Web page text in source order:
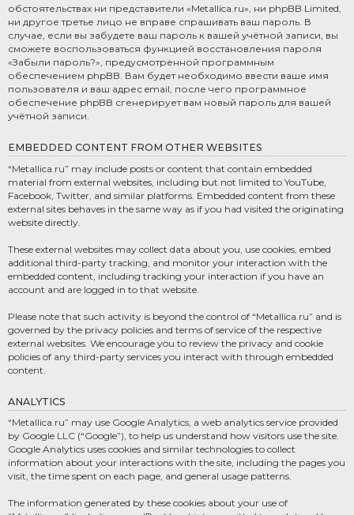
обстоятельствах ни представители «Metallica.ru», ни phpBB Limited,
ни другое третье лицо не вправе спрашивать ваш пароль. В
случае, если вы забудете ваш пароль к вашей учётной записи, вы
сможете воспользоваться функцией восстановления пароля
«Забыли пароль?», предусмотренной программным
обеспечением phpBB. Вам будет необходимо ввести ваше имя
пользователя и ваш адрес email, после чего программное
обеспечение phpBB сгенерирует вам новый пароль для вашей
учётной записи.
EMBEDDED CONTENT FROM OTHER WEBSITES
“Metallica.ru” may include posts or content that contain embedded
material from external websites, including but not limited to YouTube,
Facebook, Twitter, and similar platforms. Embedded content from these
external sites behaves in the same way as if you had visited the originating
website directly.
These external websites may collect data about you, use cookies, embed
additional third-party tracking, and monitor your interaction with the
embedded content, including tracking your interaction if you have an
account and are logged in to that website.
Please note that such activity is beyond the control of “Metallica.ru” and is
governed by the privacy policies and terms of service of the respective
external websites. We encourage you to review the privacy and cookie
policies of any third-party services you interact with through embedded
content.
ANALYTICS
“Metallica.ru” may use Google Analytics, a web analytics service provided
by Google LLC (“Google”), to help us understand how visitors use the site.
Google Analytics uses cookies and similar technologies to collect
information about your interactions with the site, including the pages you
visit, the time spent on each page, and general usage patterns.
The information generated by these cookies about your use of